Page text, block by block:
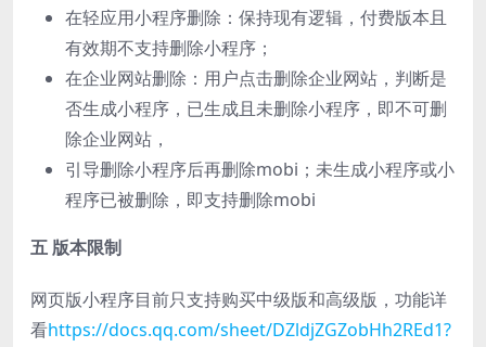
在轻应用小程序删除：保持现有逻辑，付费版本且
有效期不支持删除小程序；
在企业网站删除：用户点击删除企业网站，判断是
否生成小程序，已生成且未删除小程序，即不可删
除企业网站，
引导删除小程序后再删除mobi；未生成小程序或小
程序已被删除，即支持删除mobi
五 版本限制
网页版小程序目前只支持购买中级版和高级版，功能详
看https://docs.qq.com/sheet/DZldjZGZobHh2REd1?